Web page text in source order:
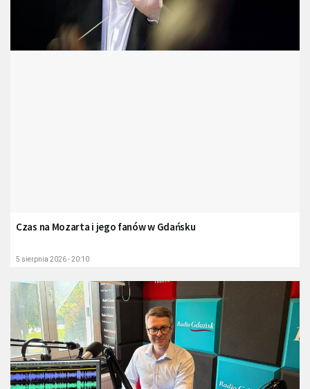
Czas na Mozarta i jego fanów w Gdańsku
5 sierpnia 2026 - 20:10